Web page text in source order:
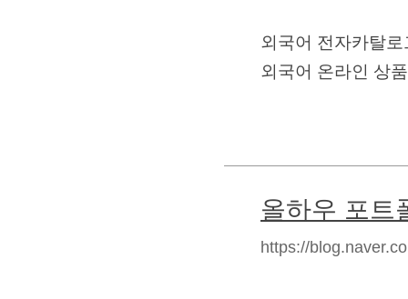
외국어 전자카탈
외국어 온라인 상
올하우 포트
https://